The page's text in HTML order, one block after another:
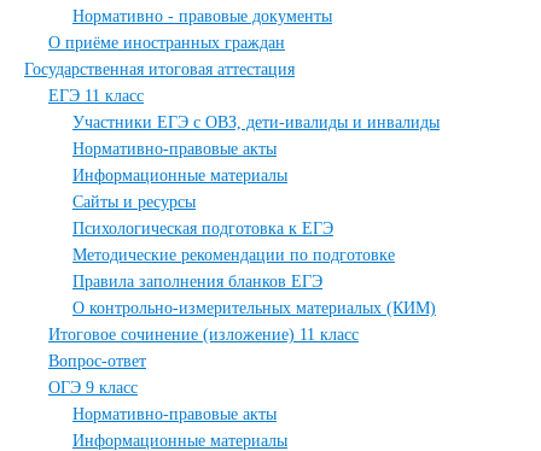
Нормативно - правовые документы
О приёме иностранных граждан
Государственная итоговая аттестация
ЕГЭ 11 класс
Участники ЕГЭ с ОВЗ, дети-ивалиды и инвалиды
Нормативно-правовые акты
Информационные материалы
Сайты и ресурсы
Психологическая подготовка к ЕГЭ
Методические рекомендации по подготовке
Правила заполнения бланков ЕГЭ
О контрольно-измерительных материалых (КИМ)
Итоговое сочинение (изложение) 11 класс
Вопрос-ответ
ОГЭ 9 класс
Нормативно-правовые акты
Информационные материалы